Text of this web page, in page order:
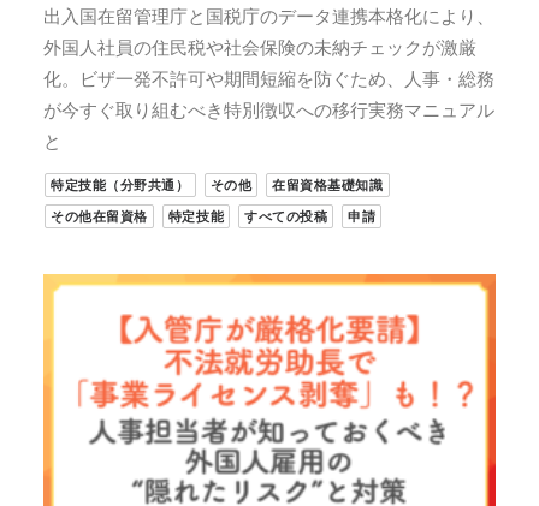
出入国在留管理庁と国税庁のデータ連携本格化により、
外国人社員の住民税や社会保険の未納チェックが激厳
化。ビザ一発不許可や期間短縮を防ぐため、人事・総務
が今すぐ取り組むべき特別徴収への移行実務マニュアル
と
特定技能（分野共通） その他
在留資格基礎知識
その他在留資格
特定技能 すべての投稿 申請